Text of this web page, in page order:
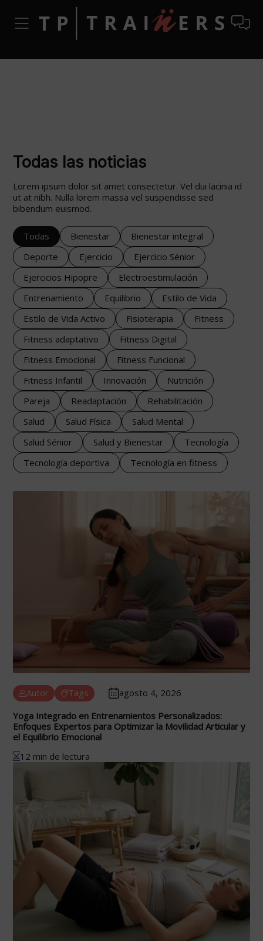
Todas las noticias
Lorem ipsum dolor sit amet consectetur. Vel dui lacinia id
ut at nibh. Nulla lorem massa vel suspendisse sed
bibendum euismod.
Todas Bienestar
Bienestar integral
Deporte
Ejercicio
Ejercicio Sénior
Ejercicios Hipopre
Electroestimulación
Entrenamiento
Equilibrio
Estilo de Vida
Estilo de Vida Activo
Fisioterapia
Fitness
Fitness adaptativo
Fitness Digital
Fitness Emocional
Fitness Funcional
Fitness Infantil
Innovación
Nutrición
Pareja
Readaptación
Rehabilitación
Salud
Salud Física
Salud Mental
Salud Sénior
Salud y Bienestar
Tecnología
Tecnología deportiva
Tecnología en fitness
Autor Tags
agosto 4, 2026
Yoga Integrado en Entrenamientos Personalizados:
Enfoques Expertos para Optimizar la Movilidad Articular y
el Equilibrio Emocional
12 min de lectura